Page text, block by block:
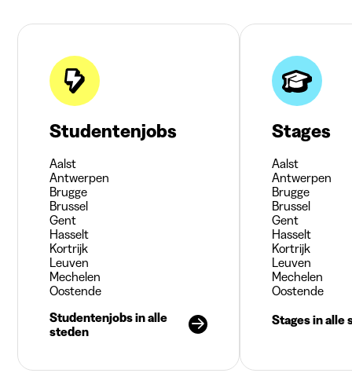
Studentenjobs
Aalst
Antwerpen
Brugge
Brussel
Gent
Hasselt
Kortrijk
Leuven
Mechelen
Oostende
Studentenjobs in alle
steden
Stages
Aalst
Antwerpen
Brugge
Brussel
Gent
Hasselt
Kortrijk
Leuven
Mechelen
Oostende
Stages in alle